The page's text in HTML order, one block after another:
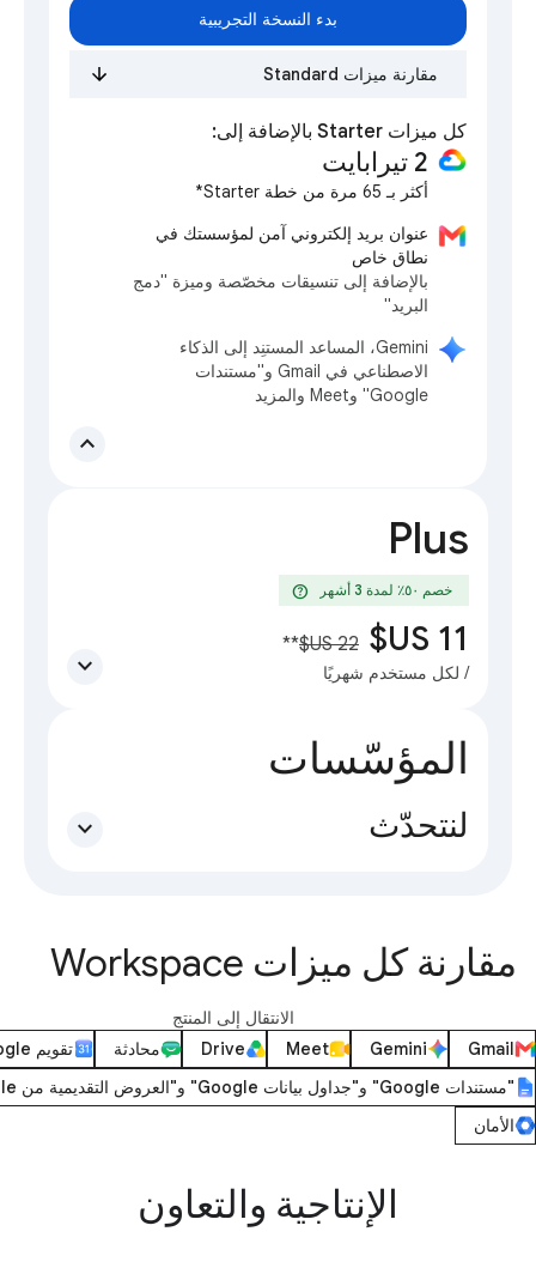
بدء النسخة التجريبية
مقارنة ميزات Standard
كل ميزات Starter بالإضافة إلى:
‫2 تيرابايت
أكثر بـ 65 مرة من خطة Starter*
عنوان بريد إلكتروني آمن لمؤسستك في
نطاق خاص
بالإضافة إلى تنسيقات مخصّصة وميزة "دمج
البريد"
‫Gemini، المساعد المستنِد إلى الذكاء
الاصطناعي في Gmail و"مستندات
Google" وMeet والمزيد
expand_less
Plus
خصم ٥٠٪؜ لمدة 3 أشهر help
**
/ لكل مستخدم شهريًا expand_more
المؤسّسات
لنتحدّث expand_more
مقارنة كل ميزات Workspace
الانتقال إلى المنتج
Gmail
Gemini
Meet
Drive محادثة
تقويم Google
"مستندات Google" و"جداول بيانات Google" و"العروض التقديمية من Google"
الأمان
الإنتاجية والتعاون